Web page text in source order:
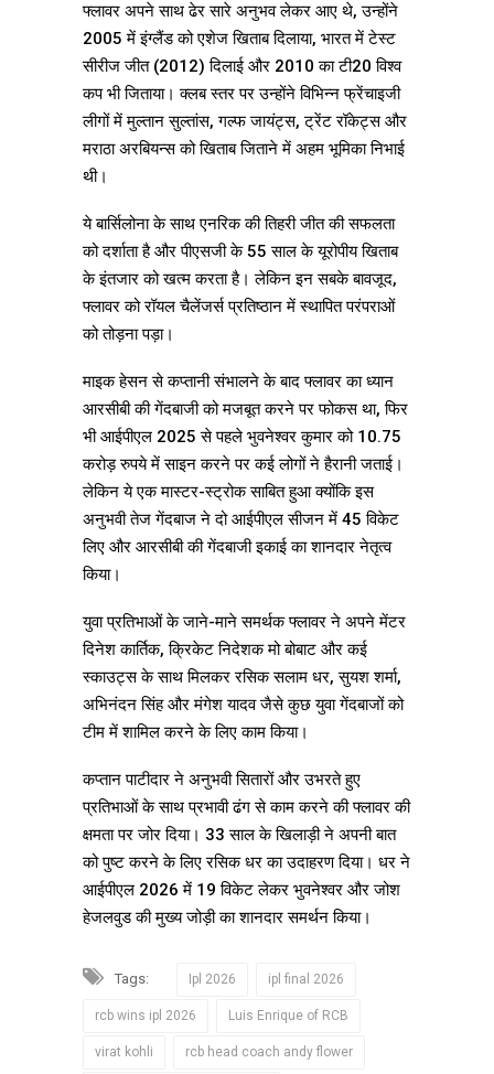
फ्लावर अपने साथ ढेर सारे अनुभव लेकर आए थे, उन्होंने
2005 में इंग्लैंड को एशेज खिताब दिलाया, भारत में टेस्ट
सीरीज जीत (2012) दिलाई और 2010 का टी20 विश्व
कप भी जिताया। क्लब स्तर पर उन्होंने विभिन्न फ्रेंचाइजी
लीगों में मुल्तान सुल्तांस, गल्फ जायंट्स, ट्रेंट रॉकेट्स और
मराठा अरबियन्स को खिताब जिताने में अहम भूमिका निभाई
थी।
ये बार्सिलोना के साथ एनरिक की तिहरी जीत की सफलता
को दर्शाता है और पीएसजी के 55 साल के यूरोपीय खिताब
के इंतजार को खत्म करता है। लेकिन इन सबके बावजूद,
फ्लावर को रॉयल चैलेंजर्स प्रतिष्ठान में स्थापित परंपराओं
को तोड़ना पड़ा।
माइक हेसन से कप्तानी संभालने के बाद फ्लावर का ध्यान
आरसीबी की गेंदबाजी को मजबूत करने पर फोकस था, फिर
भी आईपीएल 2025 से पहले भुवनेश्वर कुमार को 10.75
करोड़ रुपये में साइन करने पर कई लोगों ने हैरानी जताई।
लेकिन ये एक मास्टर-स्ट्रोक साबित हुआ क्योंकि इस
अनुभवी तेज गेंदबाज ने दो आईपीएल सीजन में 45 विकेट
लिए और आरसीबी की गेंदबाजी इकाई का शानदार नेतृत्व
किया।
युवा प्रतिभाओं के जाने-माने समर्थक फ्लावर ने अपने मेंटर
दिनेश कार्तिक, क्रिकेट निदेशक मो बोबाट और कई
स्काउट्स के साथ मिलकर रसिक सलाम धर, सुयश शर्मा,
अभिनंदन सिंह और मंगेश यादव जैसे कुछ युवा गेंदबाजों को
टीम में शामिल करने के लिए काम किया।
कप्तान पाटीदार ने अनुभवी सितारों और उभरते हुए
प्रतिभाओं के साथ प्रभावी ढंग से काम करने की फ्लावर की
क्षमता पर जोर दिया। 33 साल के खिलाड़ी ने अपनी बात
को पुष्ट करने के लिए रसिक धर का उदाहरण दिया। धर ने
आईपीएल 2026 में 19 विकेट लेकर भुवनेश्वर और जोश
हेजलवुड की मुख्य जोड़ी का शानदार समर्थन किया।
Tags: Ipl 2026 ipl final 2026
rcb wins ipl 2026 Luis Enrique of RCB
virat kohli rcb head coach andy flower